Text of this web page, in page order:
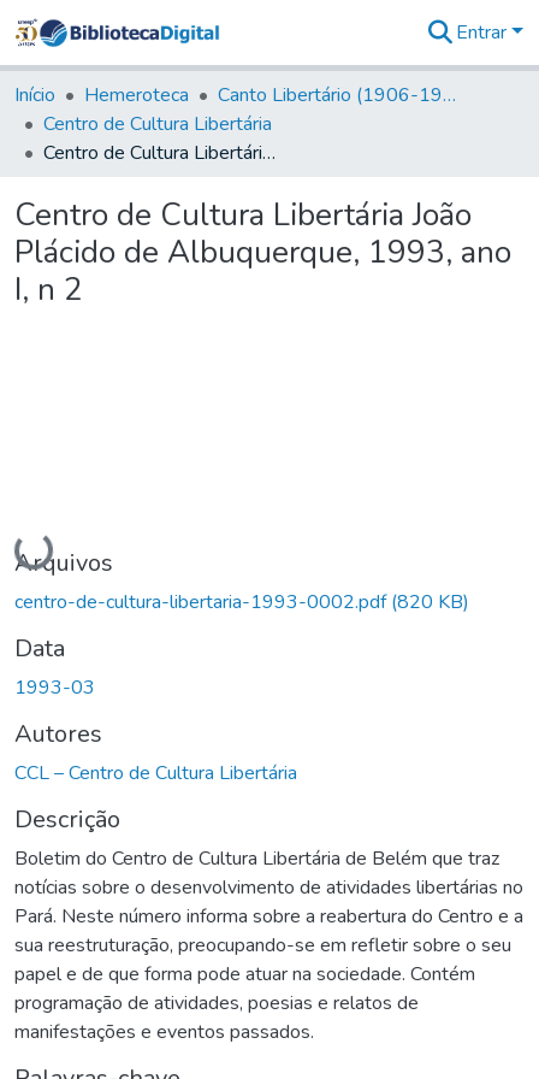
&
Coleções
Tudo na
Biblioteca
Estatísticas
Entrar
Início Hemeroteca
Canto Libertário (1906-1995)
Centro de Cultura Libertária
Centro de Cultura Libertária João Plácido de Albuquerque, 1993, ano I, n 2
Centro de Cultura Libertária João
Plácido de Albuquerque, 1993, ano
I, n 2
Carregando...
Arquivos
centro-de-cultura-libertaria-1993-0002.pdf(820 KB)
Data
1993-03
Autores
CCL – Centro de Cultura Libertária
Descrição
Boletim do Centro de Cultura Libertária de Belém que traz
notícias sobre o desenvolvimento de atividades libertárias no
Pará. Neste número informa sobre a reabertura do Centro e a
sua reestruturação, preocupando-se em refletir sobre o seu
papel e de que forma pode atuar na sociedade. Contém
programação de atividades, poesias e relatos de
manifestações e eventos passados.